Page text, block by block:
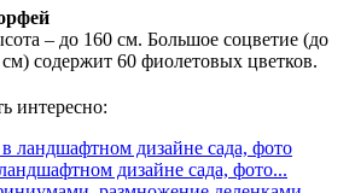
– до 160 см. Большое соцветие (до
содержит 60 фиолетовых цветков.
интересно:
дизайне сада, фото...